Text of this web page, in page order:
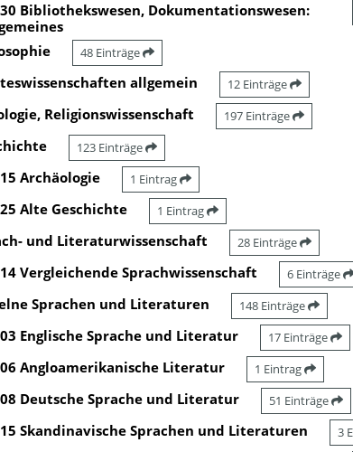
Bibliothekswesen, Dokumentationswesen:
48 Einträge
allgemein 12 Einträge
Religionswissenschaft 197 Einträge
123 Einträge
Archäologie 1 Eintrag
Alte Geschichte 1 Eintrag
und Literaturwissenschaft 28 Einträge
Vergleichende Sprachwissenschaft 6 Einträge
Sprachen und Literaturen 148 Einträge
Englische Sprache und Literatur 17 Einträge
Angloamerikanische Literatur 1 Eintrag
Deutsche Sprache und Literatur 51 Einträge
Skandinavische Sprachen und Literaturen 3